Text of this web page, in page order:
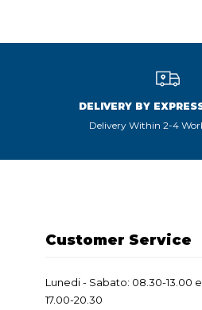
DELIVERY BY
Delivery Within 2-4
Customer Service
Lunedi - Sabato: 08.30-13.00 e
17.00-20.30